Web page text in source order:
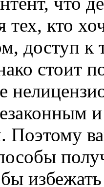
тех, кто
доступ к
стоит
Поэтому